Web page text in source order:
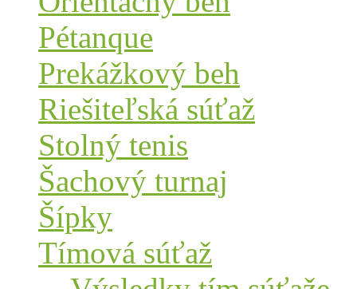
Pétanque
Prekážkový beh
Riešiteľská súťaž
Stolný tenis
Šachový turnaj
Šípky
Tímová súťaž